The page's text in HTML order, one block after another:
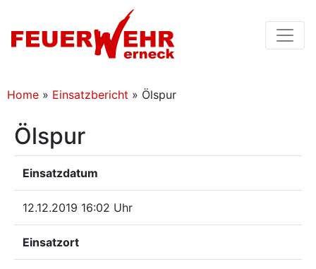
Home » Einsatzbericht » Ölspur
Ölspur
Einsatzdatum
12.12.2019 16:02 Uhr
Einsatzort